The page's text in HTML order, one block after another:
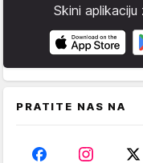
Skini
PRATITE NAS NA